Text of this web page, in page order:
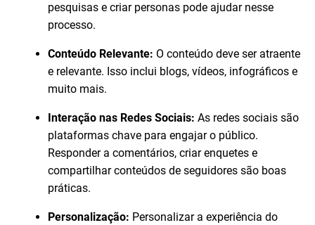
pesquisas e criar personas pode ajudar nesse
processo.
Conteúdo Relevante: O conteúdo deve ser atraente
e relevante. Isso inclui blogs, vídeos, infográficos e
muito mais.
Interação nas Redes Sociais: As redes sociais são
plataformas chave para engajar o público.
Responder a comentários, criar enquetes e
compartilhar conteúdos de seguidores são boas
práticas.
Personalização: Personalizar a experiência do